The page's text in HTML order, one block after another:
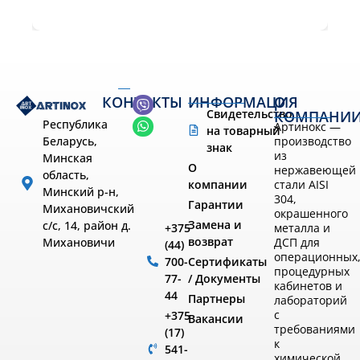
Республика
Беларусь,
Минская
область,
Минский р-н,
Михановичский
с/с, 14, район д.
Михановичи
КОНТАКТЫ
+375
(44)
700-
77-
44
+375
(17)
541-
ИНФОРМАЦИЯ
Свидетельство
на товарный
знак
О
компании
Гарантии
Замена и
возврат
Сертификаты
/ Документы
Партнеры
Вакансии
О
Артинокс —
производство
из
нержавеющей
стали AISI
304,
окрашенного
металла и
ДСП для
операционных,
процедурных
кабинетов и
лабораторий
с
требованиями
к